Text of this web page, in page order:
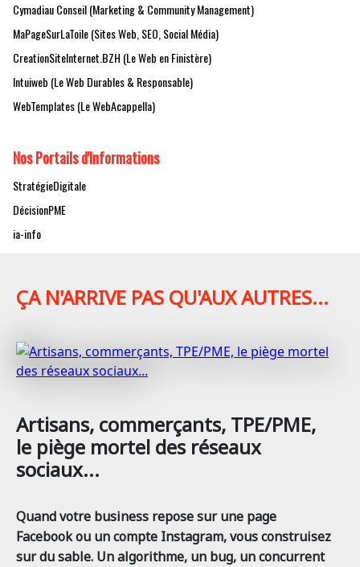
Cymadiau Conseil (Marketing & Community Management)
MaPageSurLaToile (Sites Web, SEO, Social Média)
CreationSiteInternet.BZH (Le Web en Finistère)
Intuiweb (Le Web Durables & Responsable)
WebTemplates (Le WebAcappella)
Nos Portails d'Informations
StratégieDigitale
DécisionPME
ia-info
ÇA N'ARRIVE PAS QU'AUX AUTRES...
Artisans, commerçants, TPE/PME,
le piège mortel des réseaux
sociaux...
Quand votre business repose sur une page
Facebook ou un compte Instagram, vous construisez
sur du sable. Un algorithme, un bug, un concurrent